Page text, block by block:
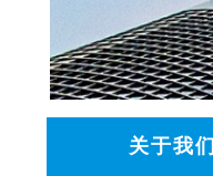
关于我们